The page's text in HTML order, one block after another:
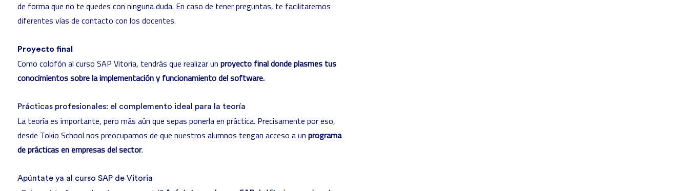
de forma que no te quedes con ninguna duda. En caso de tener preguntas, te facilitaremos
diferentes vías de contacto con los docentes.
Proyecto final
Como colofón al curso SAP Vitoria, tendrás que realizar un proyecto final donde plasmes tus
conocimientos sobre la implementación y funcionamiento del software.
Prácticas profesionales: el complemento ideal para la teoría
La teoría es importante, pero más aún que sepas ponerla en práctica. Precisamente por eso,
desde Tokio School nos preocupamos de que nuestros alumnos tengan acceso a un programa
de prácticas en empresas del sector.
Apúntate ya al curso SAP de Vitoria